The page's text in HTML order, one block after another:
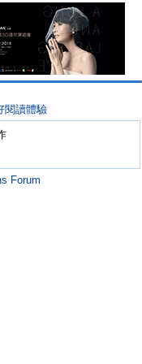
閱讀體驗
Forum